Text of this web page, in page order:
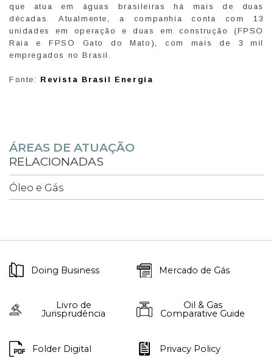
que atua em águas brasileiras há mais de duas
décadas. Atualmente, a companhia conta com 13
unidades em operação e duas em construção (FPSO
Raia e FPSO Gato do Mato), com mais de 3 mil
empregados no Brasil.
Fonte: Revista Brasil Energia
ÁREAS DE ATUAÇÃO
RELACIONADAS
Óleo e Gás
Doing Business Mercado de Gás
Livro de
Jurisprudência
Oil & Gas
Comparative Guide
Folder Digital Privacy Policy